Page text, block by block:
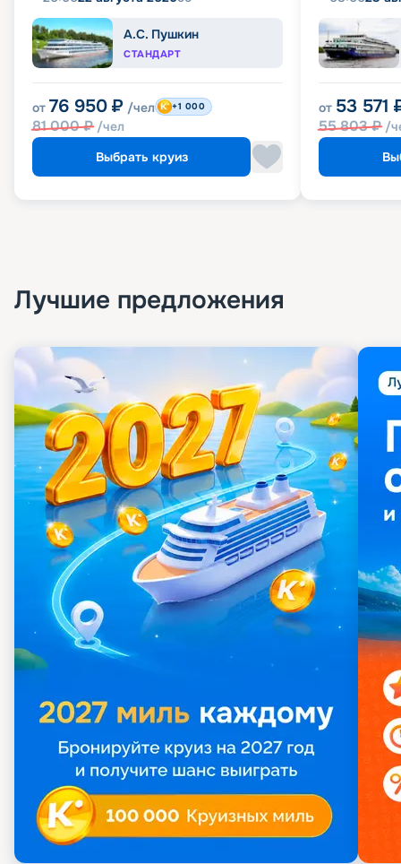
А.С. Пушкин
СТАНДАРТ
от 76 950 ₽ /чел
81 000₽ /чел
+1 000
Выбрать круиз
от 53 571
55 803₽ /
Лучшие предложения